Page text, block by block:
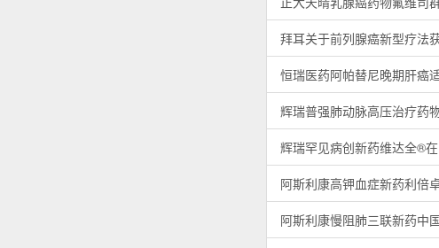
拜耳关于前列腺癌新型疗法
恒瑞医药阿帕替尼晚期肝癌
辉瑞普强肺动脉高压治疗药
辉瑞罕见病创新药维达全®
阿斯利康高钾血症新药利倍
阿斯利康慢阻肺三联新药中